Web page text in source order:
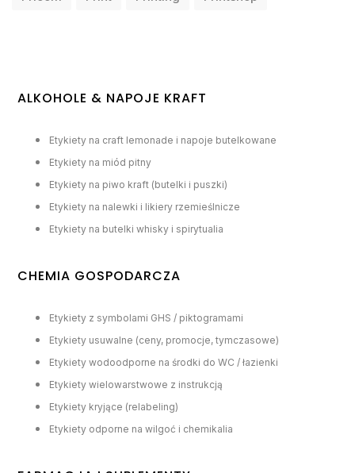
ALKOHOLE & NAPOJE KRAFT
Etykiety na craft lemonade i napoje butelkowane
Etykiety na miód pitny
Etykiety na piwo kraft (butelki i puszki)
Etykiety na nalewki i likiery rzemieślnicze
Etykiety na butelki whisky i spirytualia
CHEMIA GOSPODARCZA
Etykiety z symbolami GHS / piktogramami
Etykiety usuwalne (ceny, promocje, tymczasowe)
Etykiety wodoodporne na środki do WC / łazienki
Etykiety wielowarstwowe z instrukcją
Etykiety kryjące (relabeling)
Etykiety odporne na wilgoć i chemikalia